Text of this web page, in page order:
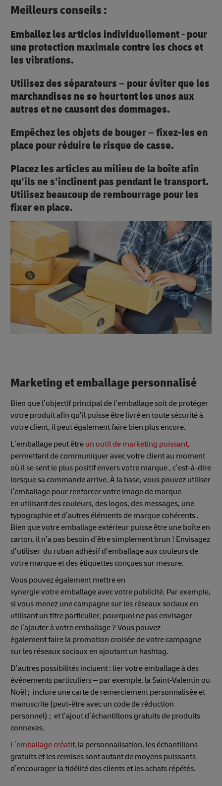
Meilleurs conseils :
Emballez les articles individuellement - pour
une protection maximale contre les chocs et
les vibrations.
Utilisez des séparateurs – pour éviter que les
marchandises ne se heurtent les unes aux
autres et ne causent des dommages.
Empêchez les objets de bouger – fixez-les en
place pour réduire le risque de casse.
Placez les articles au milieu de la boîte afin
qu’ils ne s’inclinent pas pendant le transport.
Utilisez beaucoup de rembourrage pour les
fixer en place.
Marketing et emballage personnalisé
Bien que l’objectif principal de l’emballage soit de protéger
votre produit afin qu’il puisse être livré en toute sécurité à
votre client, il peut également faire bien plus encore.
L’emballage peut être un outil de marketing puissant,
permettant de communiquer avec votre client au moment
où il se sent le plus positif envers votre marque , c’est-à-dire
lorsque sa commande arrive. À la base, vous pouvez utiliser
l’emballage pour renforcer votre image de marque
en utilisant des couleurs, des logos, des messages, une
typographie et d’autres éléments de marque cohérents .
Bien que votre emballage extérieur puisse être une boîte en
carton, il n’a pas besoin d’être simplement brun ! Envisagez
d’utiliser du ruban adhésif d’emballage aux couleurs de
votre marque et des étiquettes conçues sur mesure.
Vous pouvez également mettre en
synergie votre emballage avec votre publicité. Par exemple,
si vous menez une campagne sur les réseaux sociaux en
utilisant un titre particulier, pourquoi ne pas envisager
de l’ajouter à votre emballage ? Vous pouvez
également faire la promotion croisée de votre campagne
sur les réseaux sociaux en ajoutant un hashtag.
D’autres possibilités incluent : lier votre emballage à des
événements particuliers – par exemple, la Saint-Valentin ou
Noël ; inclure une carte de remerciement personnalisée et
manuscrite (peut-être avec un code de réduction
personnel) ; et l’ajout d’échantillons gratuits de produits
connexes.
L’emballage créatif, la personnalisation, les échantillons
gratuits et les remises sont autant de moyens puissants
d’encourager la fidélité des clients et les achats répétés.